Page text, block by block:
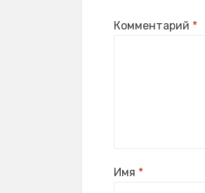
Комментарий *
Имя *